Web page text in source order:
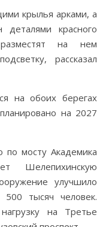
крылья арками, а
красного
на нем
рассказал
на обоих берегах
на 2027
мосту Академика
Шелепихинскую
улучшило
500 тысяч человек.
на Третье